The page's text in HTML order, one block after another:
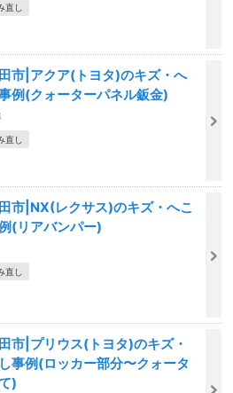
し
市|アクア(トヨタ)のキズ・へ
例(クォーターパネル鈑金)
し
市|NX(レクサス)のキズ・へこ
(リアバンパー)
し
市|プリウス(トヨタ)のキズ・
事例(ロッカー部分〜クォータ
)